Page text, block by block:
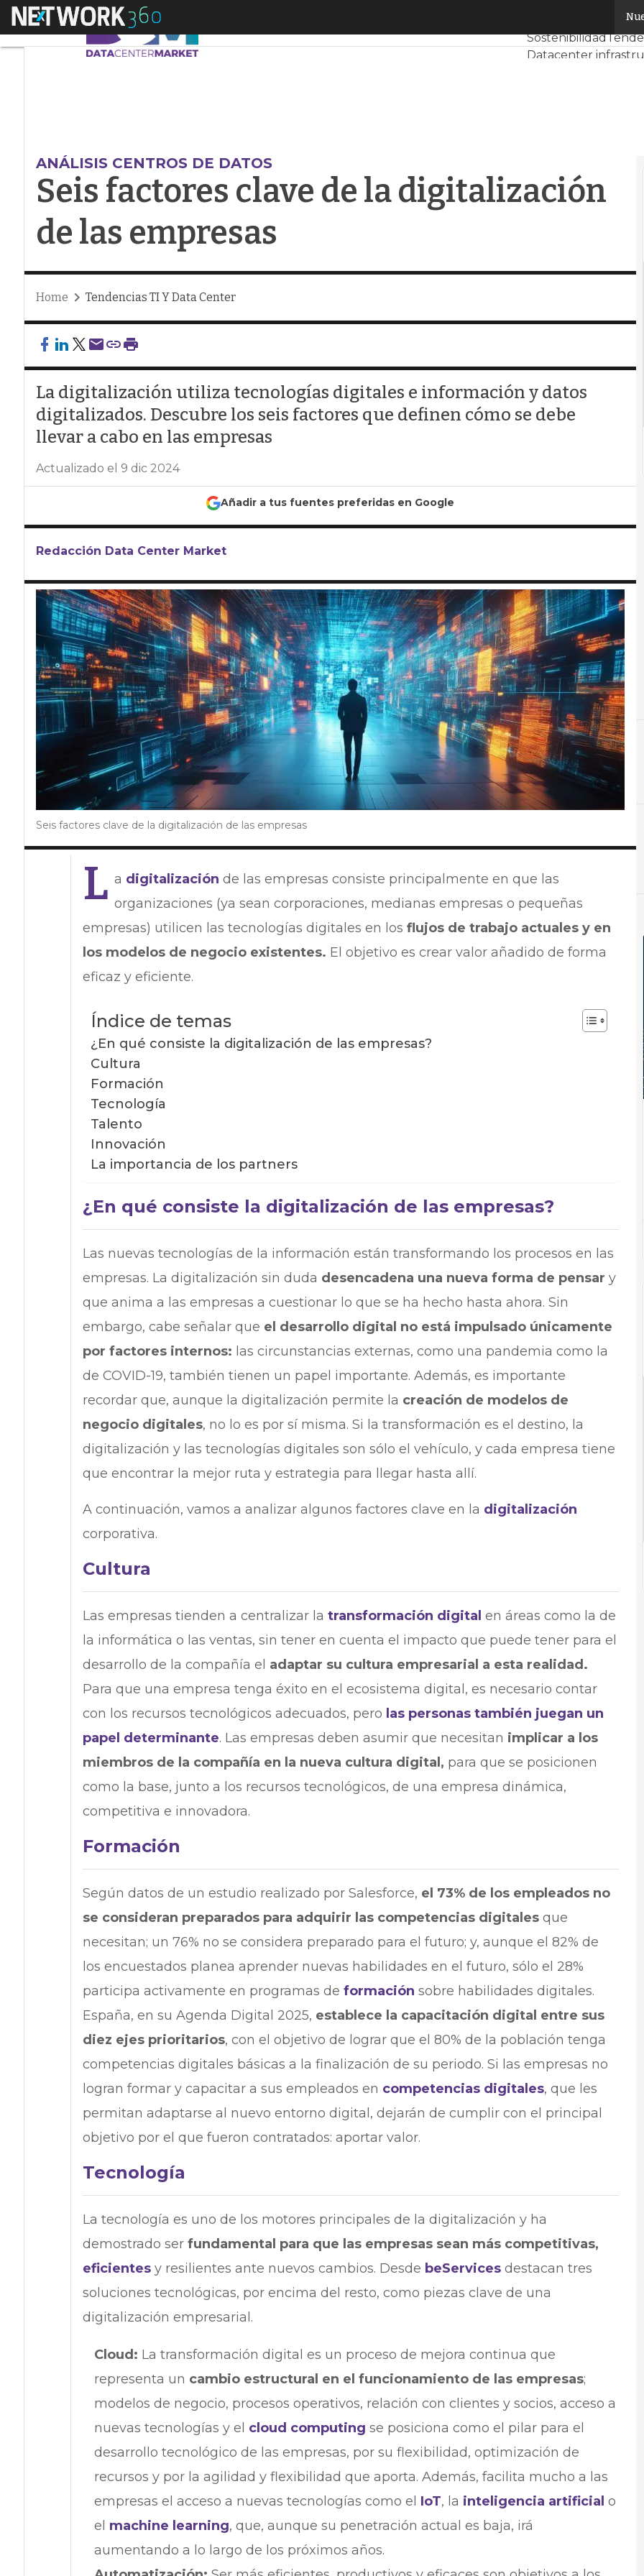
Menú Servidores CPD y
Sostenibilidad
Datacenter
ANÁLISIS CENTROS DE DATOS
Seis factores clave de la digitalización
de las empresas
Home Tendencias TI Y Data Center
La digitalización utiliza tecnologías digitales e información y datos
digitalizados. Descubre los seis factores que definen cómo se debe
llevar a cabo en las empresas
Actualizado el 9 dic 2024
Añadir a tus fuentes preferidas en Google
Redacción Data Center Market
Seis factores clave de la digitalización de las empresas
L a digitalización de las empresas consiste principalmente en que las
organizaciones (ya sean corporaciones, medianas empresas o pequeñas
empresas) utilicen las tecnologías digitales en los flujos de trabajo actuales y en
los modelos de negocio existentes. El objetivo es crear valor añadido de forma
eficaz y eficiente.
Índice de temas
¿En qué consiste la digitalización de las empresas?
Cultura
Formación
Tecnología
Talento
Innovación
La importancia de los partners
¿En qué consiste la digitalización de las empresas?
Las nuevas tecnologías de la información están transformando los procesos en las
empresas. La digitalización sin duda desencadena una nueva forma de pensar y
que anima a las empresas a cuestionar lo que se ha hecho hasta ahora. Sin
embargo, cabe señalar que el desarrollo digital no está impulsado únicamente
por factores internos: las circunstancias externas, como una pandemia como la
de COVID-19, también tienen un papel importante. Además, es importante
recordar que, aunque la digitalización permite la creación de modelos de
negocio digitales, no lo es por sí misma. Si la transformación es el destino, la
digitalización y las tecnologías digitales son sólo el vehículo, y cada empresa tiene
que encontrar la mejor ruta y estrategia para llegar hasta allí.
A continuación, vamos a analizar algunos factores clave en la digitalización
corporativa.
Cultura
Las empresas tienden a centralizar la transformación digital en áreas como la de
la informática o las ventas, sin tener en cuenta el impacto que puede tener para el
desarrollo de la compañía el adaptar su cultura empresarial a esta realidad.
Para que una empresa tenga éxito en el ecosistema digital, es necesario contar
con los recursos tecnológicos adecuados, pero las personas también juegan un
papel determinante. Las empresas deben asumir que necesitan implicar a los
miembros de la compañía en la nueva cultura digital, para que se posicionen
como la base, junto a los recursos tecnológicos, de una empresa dinámica,
competitiva e innovadora.
Formación
Según datos de un estudio realizado por Salesforce, el 73% de los empleados no
se consideran preparados para adquirir las competencias digitalesque
necesitan; un 76% no se considera preparado para el futuro; y, aunque el 82% de
los encuestados planea aprender nuevas habilidades en el futuro, sólo el 28%
participa activamente en programas de formación sobre habilidades digitales.
España, en su Agenda Digital 2025, establece la capacitación digital entre sus
diez ejes prioritarios, con el objetivo de lograr que el 80% de la población tenga
competencias digitales básicas a la finalización de su periodo. Si las empresas no
logran formar y capacitar a sus empleados en competencias digitales, que les
permitan adaptarse al nuevo entorno digital, dejarán de cumplir con el principal
objetivo por el que fueron contratados: aportar valor.
Tecnología
La tecnología es uno de los motores principales de la digitalización y ha
demostrado ser fundamental para que las empresas sean más competitivas,
eficientesy resilientes ante nuevos cambios. Desde beServicesdestacan tres
soluciones tecnológicas, por encima del resto, como piezas clave de una
digitalización empresarial.
Cloud: La transformación digital es un proceso de mejora continua que
representa un cambio estructural en el funcionamiento de las empresas;
modelos de negocio, procesos operativos, relación con clientes y socios, acceso a
nuevas tecnologías y el cloud computing se posiciona como el pilar para el
desarrollo tecnológico de las empresas, por su flexibilidad, optimización de
recursos y por la agilidad y flexibilidad que aporta. Además, facilita mucho a las
empresas el acceso a nuevas tecnologías como el IoT, la inteligencia artificial o
el machine learning, que, aunque su penetración actual es baja, irá
aumentando a lo largo de los próximos años.
C
Cloud
Análisis